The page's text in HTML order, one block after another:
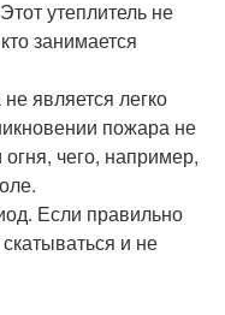
утеплитель не
занимается
является легко
пожара не
чего, например,
Если правильно
и не